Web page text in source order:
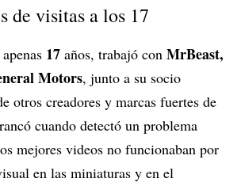
de visitas a los 17
17 años, trabajó con MrBeast,
Motors, junto a su socio
otros creadores y marcas fuertes de
cuando detectó un problema
mejores videos no funcionaban por
en las miniaturas y en el